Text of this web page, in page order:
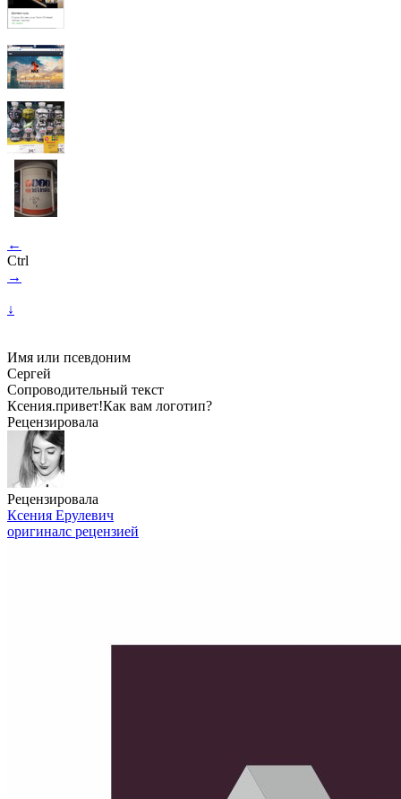
←
Ctrl
→
↓
Имя или псевдоним
Сергей
Сопроводительный текст
Ксения.привет!Как вам логотип?
Рецензировала
Рецензировала
Ксения Ерулевич
оригиналс рецензией